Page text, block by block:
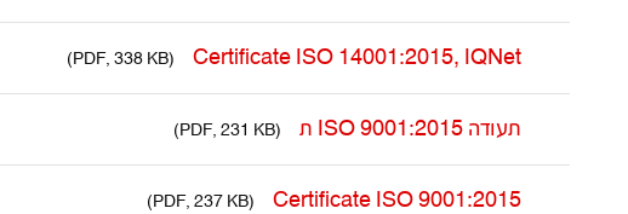
Certificate ISO 14001:2015, IQNet
(PDF, 338 KB)
תעודה ISO 9001:2015 ת (PDF, 231 KB)
Certificate ISO 9001:2015
(PDF, 237 KB)